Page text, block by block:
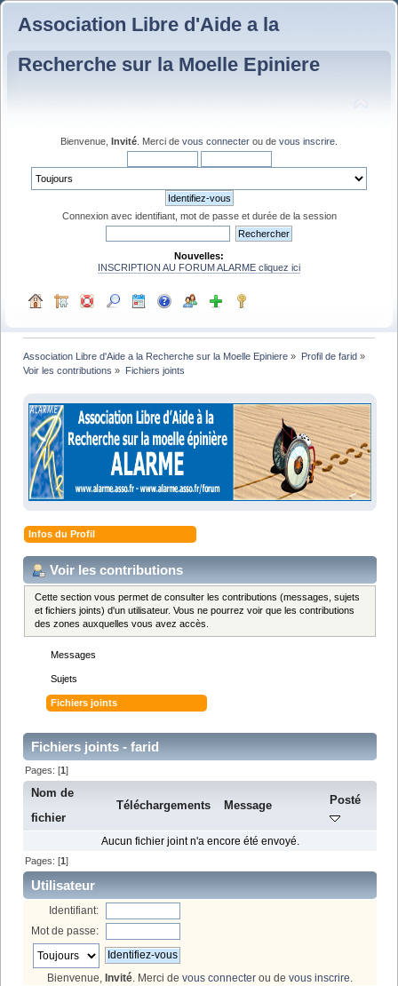
Association Libre d'Aide a la
Recherche sur la Moelle Epiniere
Bienvenue, Invité . Merci de vous connecter ou de vous inscrire
Connexion avec identifiant, mot de passe et durée de la session
Nouvelles:
INSCRIPTION AU FORUM ALARME cliquez ici
Association Libre d'Aide a la Recherche sur la Moelle Epiniere » Profil de farid»
Voir les contributions » Fichiers joints
Infos du Profil
Voir les contributions
Cette section vous permet de consulter les contributions (messages, sujets
et fichiers joints) d'un utilisateur. Vous ne pourrez voir que les contributions
des zones auxquelles vous avez accès.
Messages
Sujets
Fichiers joints
Fichiers joints - farid
Pages: [1]
Nom de
fichier
Téléchargements Message Posté
Aucun fichier joint n'a encore été envoyé.
Pages: [1]
Utilisateur
Identifiant:
Mot de passe:
Bienvenue, Invité. Merci de vous connecter ou de vous inscrire.